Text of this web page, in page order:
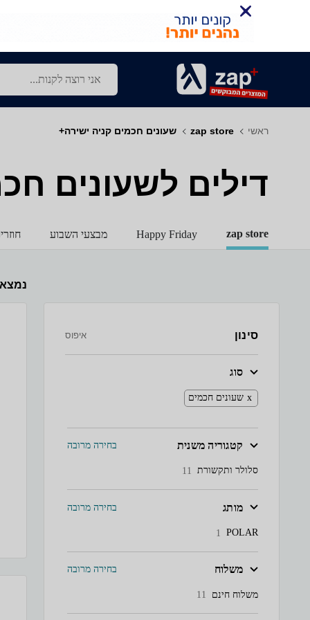
ראשי zap store שעונים חכמים קניה ישירה+
דילים לשעונים
zap store
Happy Friday מבצעי השבוע
סינון איפוס
סוג
שעונים חכמים
קטגוריה משנית בחירה מרובה
סלולר ותקשורת 11
מותג בחירה מרובה
POLAR
1
משלוח בחירה מרובה
משלוח חינם 11